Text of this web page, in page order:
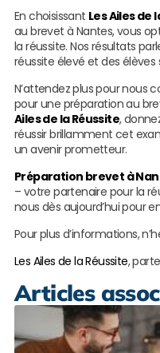
En choisissant Les Ailes de
au brevet à Nantes, vous
la réussite. Nos résultats
réussite élevé et des élèves
N’attendez plus pour nous
pour une préparation au
Ailes de la Réussite,
réussir brillamment cet
un avenir prometteur.
Préparation brevet à
– votre partenaire pour la
nous dès aujourd’hui pour
Pour plus d’informations,
Les Ailes de la Réussite,
Articles